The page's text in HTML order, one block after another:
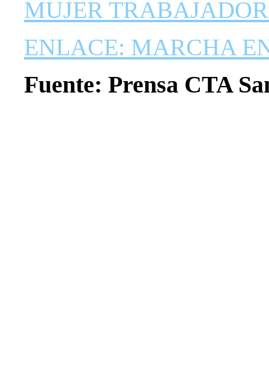
MUJER
ENLACE: MARCHA
Fuente: Prensa CTA